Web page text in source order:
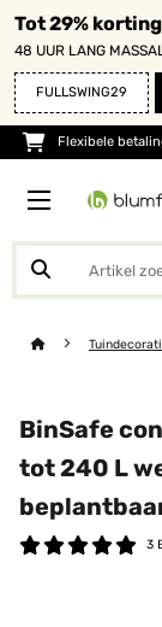
Tot 29%
48 UUR LANG
FULLSWING29
Flexibele
BinSafe
tot 240 L
3